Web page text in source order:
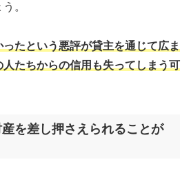
。
たという悪評が貸主を通じて広ま
たちからの信用も失ってしまう可
を差し押さえられることが